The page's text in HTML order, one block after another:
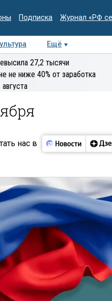
Подписка Журнал «РФ
Ещё
Колумнисты
27,2 тысячи
не ниже 40% от заработка
нас в